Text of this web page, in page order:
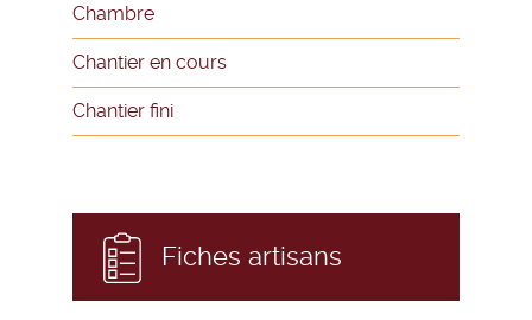
Chambre
Chantier en cours
Chantier fini
Fiches artisans